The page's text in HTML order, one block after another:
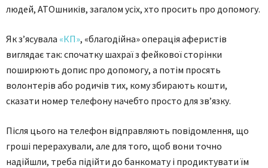
людей, АТОшників, загалом усіх, хто просить про допомогу.
Як з’ясувала «КП», «благодійна» операція аферистів
виглядає так: спочатку шахраї з фейкової сторінки
поширюють допис про допомогу, а потім просять
волонтерів або родичів тих, кому збирають кошти,
сказати номер телефону начебто просто для зв’язку.
Після цього на телефон відправляють повідомлення, що
гроші перерахували, але для того, щоб вони точно
надійшли, треба підійти до банкомату і продиктувати їм